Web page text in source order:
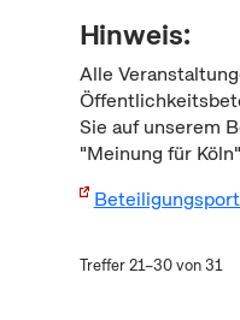
Hinweis:
Alle
Sie auf unserem
"Meinung für
Treffer 21–30 von 31